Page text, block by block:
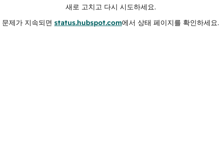
새로 고치고 다시 시도하세요.
문제가 지속되면 status.hubspot.com에서 상태 페이지를 확인하세요.